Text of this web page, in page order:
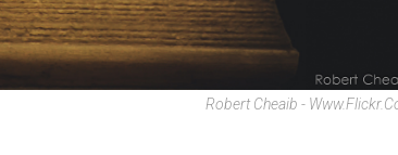
Robert Cheaib -